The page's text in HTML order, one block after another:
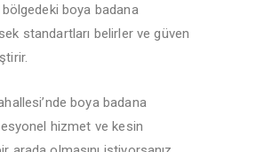
bölgedeki boya badana
standartları belirler ve güven
boya badana
hizmet ve kesin